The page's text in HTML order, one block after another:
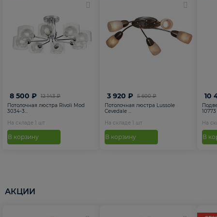
12 143 ₽
8 500 ₽
Потолочная люстра Rivoli Mod
3034-3...
На складе 1 шт
В корзину
5 600 ₽
3 920 ₽
Потолочная люстра Lussole
Cevedale ...
На складе 1 шт
В корзину
10
10773
На
В
АКЦИИ